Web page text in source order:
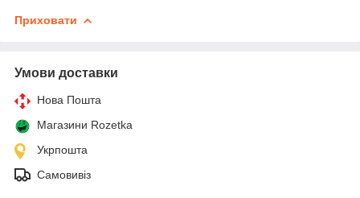
Приховати
Умови доставки
Нова Пошта
Магазини Rozetka
Укрпошта
Самовивіз